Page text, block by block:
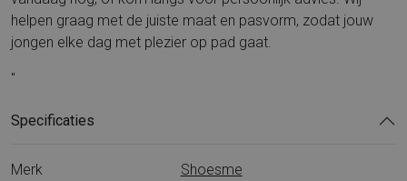
helpen graag met de juiste maat en pasvorm, zodat jouw
jongen elke dag met plezier op pad gaat.
"
Specificaties
Merk
Shoesme